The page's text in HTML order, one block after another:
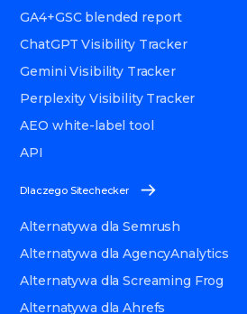
GA4+GSC blended report
ChatGPT Visibility Tracker
Gemini Visibility Tracker
Perplexity Visibility Tracker
AEO white-label tool
API
Dlaczego Sitechecker
Alternatywa dla Semrush
Alternatywa dla AgencyAnalytics
Alternatywa dla Screaming Frog
Alternatywa dla Ahrefs